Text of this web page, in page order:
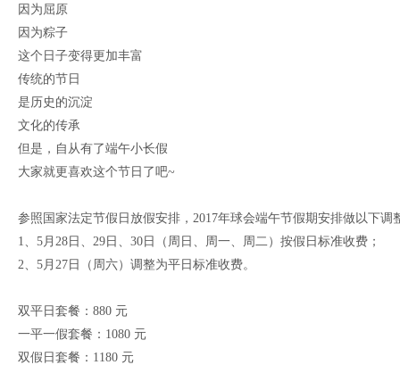
因为屈原
因为粽子
这个日子变得更加丰富
传统的节日
是历史的沉淀
文化的传承
但是，自从有了端午小长假
大家就更喜欢这个节日了吧~
参照国家法定节假日放假安排，2017年球会端午节假期安排做以下调
1、5月28日、29日、30日（周日、周一、周二）按假日标准收费；
2、5月27日（周六）调整为平日标准收费。
双平日套餐：880 元
一平一假套餐：1080 元
双假日套餐：1180 元